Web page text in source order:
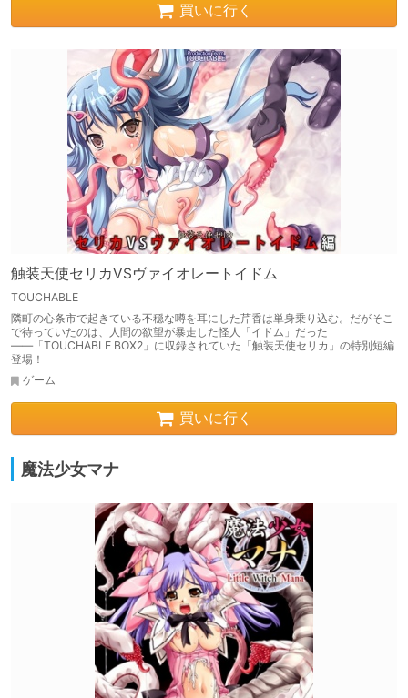
買いに行く
触装天使セリカVSヴァイオレートイドム
TOUCHABLE
隣町の心条市で起きている不穏な噂を耳にした芹香は単身乗り込む。だがそこ
で待っていたのは、人間の欲望が暴走した怪人「イドム」だった
――「TOUCHABLE BOX2」に収録されていた「触装天使セリカ」の特別短編
登場！
ゲーム
買いに行く
魔法少女マナ